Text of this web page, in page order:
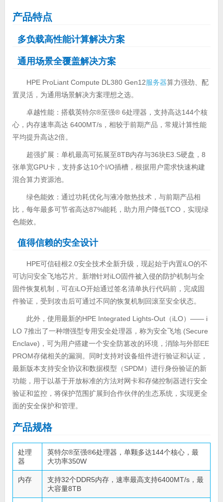
产品特点
多负载高性能计算解决方案
通用场景全覆盖解决方案
HPE ProLiant Compute DL380 Gen12服务器算力强劲、配
置灵活，为通用场景解决方案理想之选。
卓越性能：搭载英特尔®至强® 6处理器，支持高达144个核
心，内存速率高达 6400MT/s，相较于前期产品，常规计算性能
平均提升高达2倍。
超强扩展：单机最高可拓展至8TB内存与36块E3.S硬盘，8
张单宽GPU卡，支持多达10个I/O插槽，根据用户需求快速构建
混合算力资源池。
绿色能效：通过功耗优化与液冷散热技术，与前期产品相
比，每年最多可节省高达87%能耗，助力用户降低TCO，实现绿
色能效。
值得信赖的安全设计
HPE可信硅根2.0安全技术全新升级，现起始于内置iLO的不
可访问安全飞地芯片。新增针对iLO固件被入侵的防护机制与全
固件恢复机制，可在iLO开始通过签名清单执行代码前，完成固
件验证，受到攻击后可通过不同的恢复机制回滚至安全状态。
此外，使用最新的HPE Integrated Lights-Out（iLO）—— i
LO 7推出了一种增强型专用安全处理器，称为安全飞地 (Secure
Enclave)，可为用户搭建一个安全防篡改的环境，消除与外部EE
PROM存储相关的漏洞。同时支持对设备组件进行验证和认证，
最新版本支持安全协议和数据模型（SPDM）进行身份验证的新
功能，用于以基于开放标准的方法对网卡和存储控制器进行安全
验证和监控，将保护范围扩展到合作伙伴的生态系统，实现更全
面的安全保护和管理。
产品规格
处理
器
英特尔®至强®6处理器，单颗多达144个核心，最
大功率350W
内存
支持32个DDR5内存，速率最高支持6400MT/s，最
大容量8TB